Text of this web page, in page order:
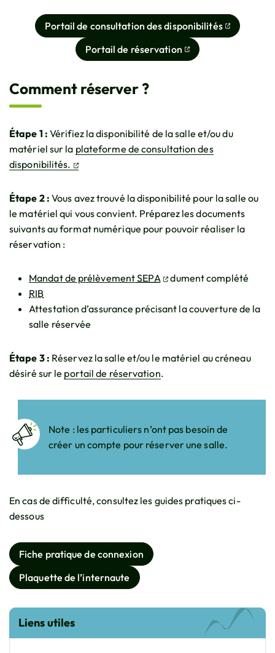
Portail de consultation des disponibilités
(ouverture dans un nouvel
Portail de réservation(ouverture dans un nouvel
Comment réserver ?
Étape 1 : Vérifiez la disponibilité de la salle et/ou du
matériel sur la plateforme de consultation des
disponibilités.
(ouverture dans un nouvel onglet)
Étape 2 : Vous avez trouvé la disponibilité pour la salle ou
le matériel qui vous convient. Préparez les documents
suivants au format numérique pour pouvoir réaliser la
réservation :
Mandat de prélèvementSEPA (ouverture dans un
dument complété
RIB
Attestation d’assurance précisant la couverture de la
salle réservée
Étape 3 : Réservez la salle et/ou le matériel au créneau
désiré sur le portail de réservation.
Note : les particuliers n’ont pas besoin de
créer un compte pour réserver une salle.
En cas de difficulté, consultez les guides pratiques ci-
dessous
Fiche pratique de connexion
Plaquette de l’internaute
Informations complémentaires
Liens utiles